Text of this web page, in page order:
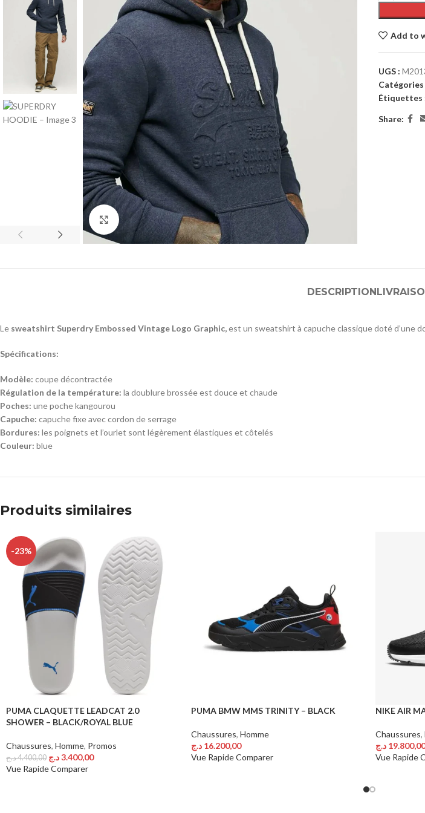
Click to enlarge
Add to
UGS :
Catégories
Étiquettes
Share:
DESCRIPTION
Le sweatshirt Superdry Embossed Vintage Logo Graphic,est un sweatshirt à capuche classique doté d’une
Spécifications:
Modèle: coupe décontractée
Régulation de la température: la doublure brossée est douce et chaude
Poches: une poche kangourou
Capuche: capuche fixe avec cordon de serrage
Bordures: les poignets et l’ourlet sont légèrement élastiques et côtelés
Couleur: blue
Produits similaires
-23%
PUMA CLAQUETTE LEADCAT 2.0
SHOWER – BLACK/ROYAL BLUE
Chaussures, Homme, Promos
4.400,00د.ج 3.400,00د.ج
Choix Des Options
Vue RapideComparer
PUMA BMW MMS TRINITY – BLACK
Chaussures, Homme
16.200,00 د.ج
Choix Des Options
Vue Rapide Comparer
NIKE AIR
Chaussures,
19.800,00 د.ج
Choix Des
Vue Rapide